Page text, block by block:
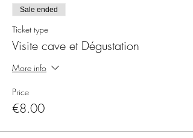
Sale ended
Ticket type
Visite cave et Dégustation
More info
Price
€8.00